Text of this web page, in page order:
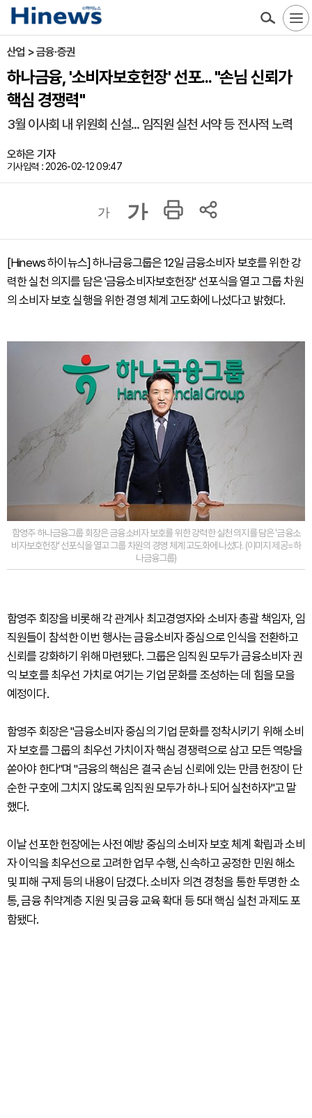
산업 > 금융·증권
하나금융, '소비자보호헌장' 선포... "손님 신뢰가
핵심 경쟁력"
3월 이사회 내 위원회 신설... 임직원 실천 서약 등 전사적 노력
오하은 기자
기사입력 : 2026-02-12 09:47
가 가
[Hinews 하이뉴스] 하나금융그룹은 12일 금융소비자 보호를 위한 강
력한 실천 의지를 담은 '금융소비자보호헌장' 선포식을 열고 그룹 차원
의 소비자 보호 실행을 위한 경영 체계 고도화에 나섰다고 밝혔다.
함영주 하나금융그룹 회장은 금융소비자 보호를 위한 강력한 실천 의지를 담은 '금융소
비자보호헌장' 선포식을 열고 그룹 차원의 경영 체계 고도화에 나섰다. (이미지 제공=하
나금융그룹)
함영주 회장을 비롯해 각 관계사 최고경영자와 소비자 총괄 책임자, 임
직원들이 참석한 이번 행사는 금융소비자 중심으로 인식을 전환하고
신뢰를 강화하기 위해 마련됐다. 그룹은 임직원 모두가 금융소비자 권
익 보호를 최우선 가치로 여기는 기업 문화를 조성하는 데 힘을 모을
예정이다.
함영주 회장은 "금융소비자 중심의 기업 문화를 정착시키기 위해 소비
자 보호를 그룹의 최우선 가치이자 핵심 경쟁력으로 삼고 모든 역량을
쏟아야 한다"며 "금융의 핵심은 결국 손님 신뢰에 있는 만큼 헌장이 단
순한 구호에 그치지 않도록 임직원 모두가 하나 되어 실천하자"고 말
했다.
이날 선포한 헌장에는 사전 예방 중심의 소비자 보호 체계 확립과 소비
자 이익을 최우선으로 고려한 업무 수행, 신속하고 공정한 민원 해소
및 피해 구제 등의 내용이 담겼다. 소비자 의견 경청을 통한 투명한 소
통, 금융 취약계층 지원 및 금융 교육 확대 등 5대 핵심 실천 과제도 포
함됐다.